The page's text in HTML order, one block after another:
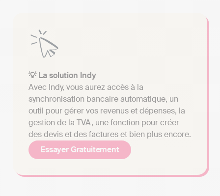
💡 La solution Indy
Avec Indy, vous aurez accès à la
synchronisation bancaire automatique, un
outil pour gérer vos revenus et dépenses, la
gestion de la TVA, une fonction pour créer
des devis et des factures et bien plus encore.
Essayer Gratuitement